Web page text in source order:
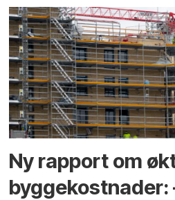
Ny rapport om
byggekostnader: